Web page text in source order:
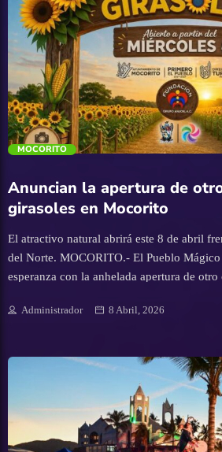
relevancia no solo radica en la pasión por
su papel fundamental para la economía y
La secretaria de Turismo de Sinaloa,
que este evento posiciona a Mazatlán
para el turismo de convenciones y
trending_flat
MOCORITO
Anuncian la apertura de
girasoles en Mocorito
El atractivo natural abrirá este 8 de abril
del Norte. MOCORITO.- El Pueblo
esperanza con la anhelada apertura de
natural y ambiente lleno de vida. El
a partir de este miércoles 8 de abril,
Tigres del Norte, un punto emblemático
miles de flores mirando al sol. Este
puertas en un horario de 9:00 de la
ofreciendo una experiencia ideal para
Administrador 8 Abril, 2026